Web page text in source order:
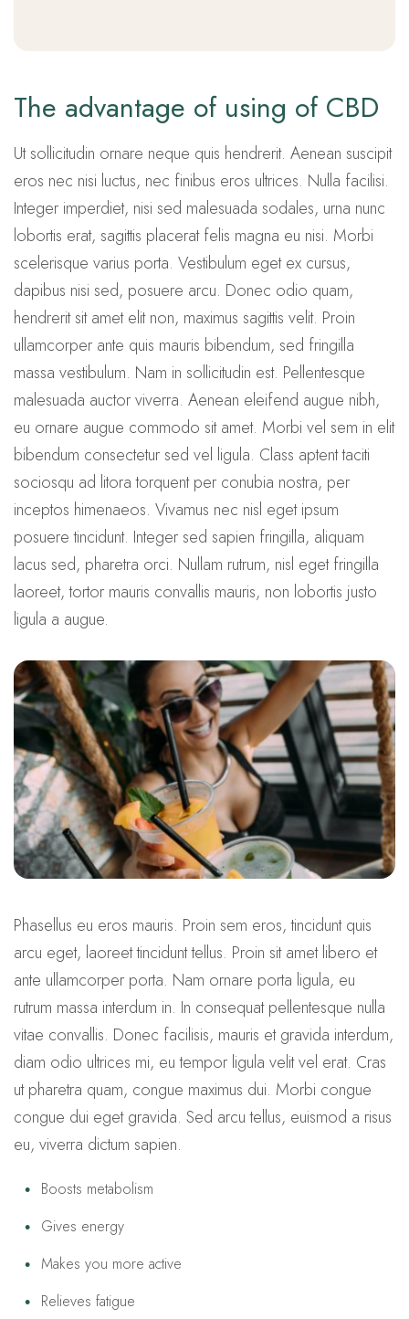
The advantage of using of CBD
Ut sollicitudin ornare neque quis hendrerit. Aenean suscipit
eros nec nisi luctus, nec finibus eros ultrices. Nulla facilisi.
Integer imperdiet, nisi sed malesuada sodales, urna nunc
lobortis erat, sagittis placerat felis magna eu nisi. Morbi
scelerisque varius porta. Vestibulum eget ex cursus,
dapibus nisi sed, posuere arcu. Donec odio quam,
hendrerit sit amet elit non, maximus sagittis velit. Proin
ullamcorper ante quis mauris bibendum, sed fringilla
massa vestibulum. Nam in sollicitudin est. Pellentesque
malesuada auctor viverra. Aenean eleifend augue nibh,
eu ornare augue commodo sit amet. Morbi vel sem in elit
bibendum consectetur sed vel ligula. Class aptent taciti
sociosqu ad litora torquent per conubia nostra, per
inceptos himenaeos. Vivamus nec nisl eget ipsum
posuere tincidunt. Integer sed sapien fringilla, aliquam
lacus sed, pharetra orci. Nullam rutrum, nisl eget fringilla
laoreet, tortor mauris convallis mauris, non lobortis justo
ligula a augue.
Phasellus eu eros mauris. Proin sem eros, tincidunt quis
arcu eget, laoreet tincidunt tellus. Proin sit amet libero et
ante ullamcorper porta. Nam ornare porta ligula, eu
rutrum massa interdum in. In consequat pellentesque nulla
vitae convallis. Donec facilisis, mauris et gravida interdum,
diam odio ultrices mi, eu tempor ligula velit vel erat. Cras
ut pharetra quam, congue maximus dui. Morbi congue
congue dui eget gravida. Sed arcu tellus, euismod a risus
eu, viverra dictum sapien.
Boosts metabolism
Gives energy
Makes you more active
Relieves fatigue